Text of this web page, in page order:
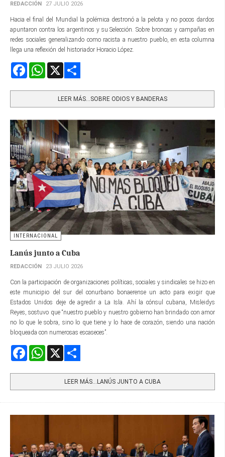
REDACCIÓN 27 JULIO 2026
Hacia el final del Mundial la polémica destronó a la pelota y no pocos dardos
apuntaron contra los argentinos y su Selección. Sobre broncas y campañas en
redes sociales generalizando como racista a nuestro pueblo, en esta columna
llega una reflexión del historiador Horacio López.
FacebookWhatsApp
LEER MÁS…SOBRE ODIOS Y BANDERAS
INTERNACIONAL
Lanús junto a Cuba
REDACCIÓN 23 JULIO 2026
Con la participación de organizaciones políticas, sociales y sindicales se hizo en
este municipio del sur del conurbano bonaerense un acto para exigir que
Estados Unidos deje de agredir a La Isla. Ahí la cónsul cubana, Misleidys
Reyes, sostuvo que “nuestro pueblo y nuestro gobierno han brindado con amor
no lo que le sobra, sino lo que tiene y lo hace de corazón, siendo una nación
bloqueada con numerosas escaseces”.
FacebookWhatsApp
LEER MÁS…LANÚS JUNTO A CUBA